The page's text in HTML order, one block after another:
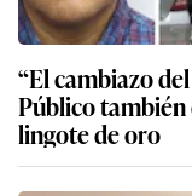
“El cambiazo
Público
lingote de oro